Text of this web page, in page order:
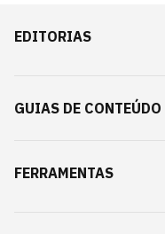
EDITORIAS
GUIAS DE CONTEÚDO
FERRAMENTAS